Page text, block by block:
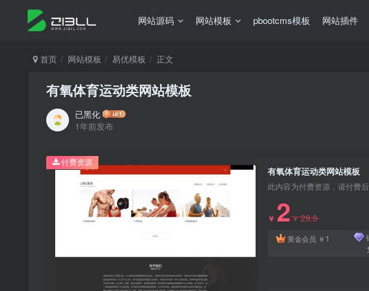
网站源码 网站模板 pbootcms模板 网站插件
首页 网站模板 易优模板 正文
有氧体育运动类网站模板
已黑化
1年前发布
有氧体育运动类网站模板
此内容为付费资源，请付费
￥ 2￥29.9
黄金会员 ￥ 1
付费资源